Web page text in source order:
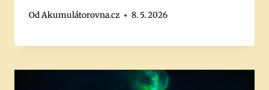
OdAkumulátorovna.cz 8. 5. 2026